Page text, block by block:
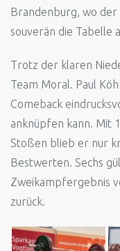
Brandenburg, wo
souverän die Tabelle
Trotz der klaren
Team Moral. Paul
Comeback
anknüpfen kann. Mit
Stoßen blieb er nur
Bestwerten. Sechs
Zweikampfergebnis
zurück.